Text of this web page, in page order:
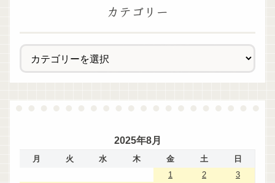
カテゴリー
2025年8月
月 火 水 木 金 土
日
1
2
3